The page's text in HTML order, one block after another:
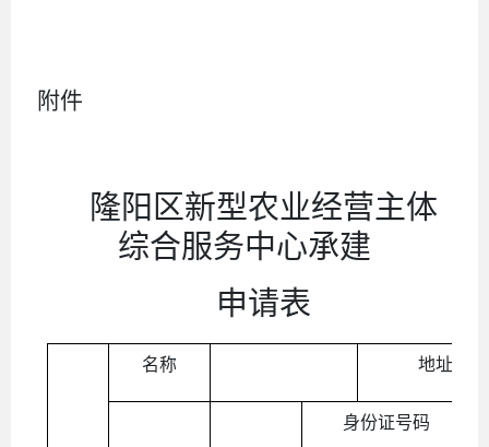
附件
隆阳区新型农业经营主体
综合服务中心承建
申请表
名称 地址
身份证号码